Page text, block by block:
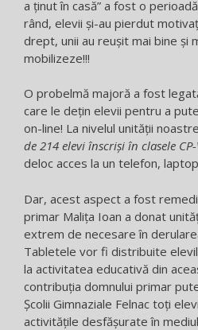
a ținut în casă” a fost o
rând, elevii și-au pierdut
drept, unii au reușit mai bine și
mobilizeze!!!
O probelmă majoră a fost
care le dețin elevii pentru a
on-line! La nivelul unității
de 214 elevi înscriși în clasele
deloc acces la un telefon,
Dar, acest aspect a fost
primar Malița Ioan a donat
extrem de necesare în
Tabletele vor fi distribuite
la activitatea educativă din
contribuția domnului primar
Școlii Gimnaziale Felnac toți
activitățile desfășurate în